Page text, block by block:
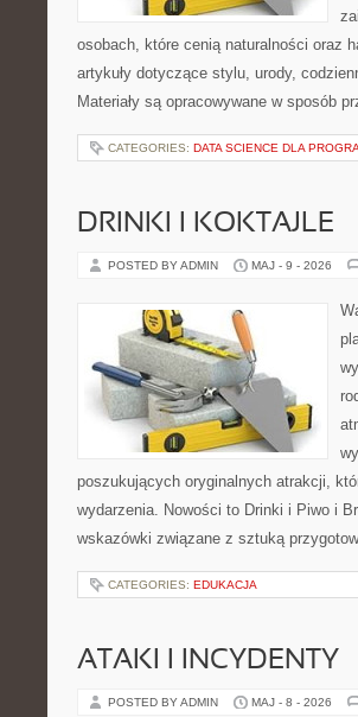
osobach, które cenią naturalności oraz
artykuły dotyczące stylu, urody,
Materiały są opracowywane w sposób
CATEGORIES: DATA SCIENCE DLA
DRINKI I KOKTAJLE
POSTED BY ADMIN MAJ - 9 - 2026
poszukujących oryginalnych atrakcji,
wydarzenia. Nowości to Drinki i Piwo i
wskazówki związane z sztuką
CATEGORIES: EDUKACJA
ATAKI I INCYDENTY
POSTED BY ADMIN MAJ - 8 - 2026